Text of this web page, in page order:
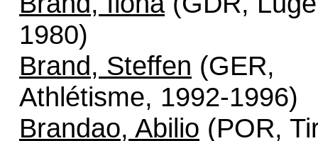
1980)
Brand, Steffen (GER,
Athlétisme, 1992-1996)
Brandao, Abilio (POR,